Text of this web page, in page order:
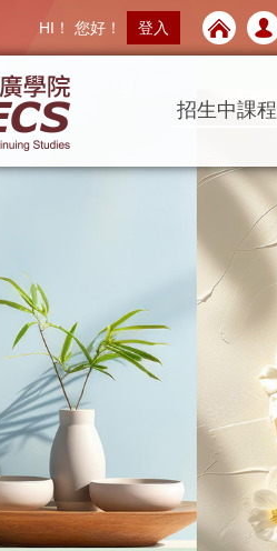
HI！ 您好！ 登入
招生中課程